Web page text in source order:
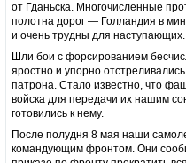
от Гданьска. Многочисленные
полотна дорог — Голландия в
и очень трудны для наступающих.
Шли бои с форсированием
яростно и упорно
патрона. Стало известно, что
войска для передачи их нашим
готовились к нему.
После полудня 8 мая наши
командующим фронтом. Они